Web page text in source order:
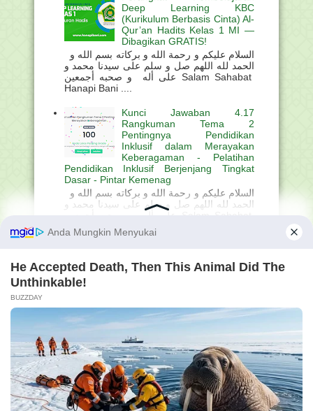
Deep Learning KBC
(Kurikulum Berbasis Cinta) Al-
Qur’an Hadits Kelas 1 MI —
Dibagikan GRATIS!
الحمد لله اللهم صل و سلم على سيدنا محمد و
على أله و صحبه أجمعين Salam Sahabat
Hanapi Bani ....
Kunci Jawaban 4.17
Rangkuman Tema 2
Pentingnya Pendidikan
Inklusif dalam Merayakan
Keberagaman - Pelatihan
Pendidikan Inklusif Berjenjang Tingkat
Dasar - Pintar Kemenag
الحمد لله اللهم صل و سلم على سيدنا محمد و
Hanapi Bani ....
dan Gratis
السلام عليكم و رحمة الله و
على أله و صحبه أجمعين Salam Sahabat
Hanapi ...
Download Bukti Fisik PKKM
Lengkap
السلام عليكم و رحمة الله و
بركاته بسم الله و الحمد لله اللهم
صل و سلم على سيدنا محمد و
على أله و صحبه أجمعين Salam Sahabat